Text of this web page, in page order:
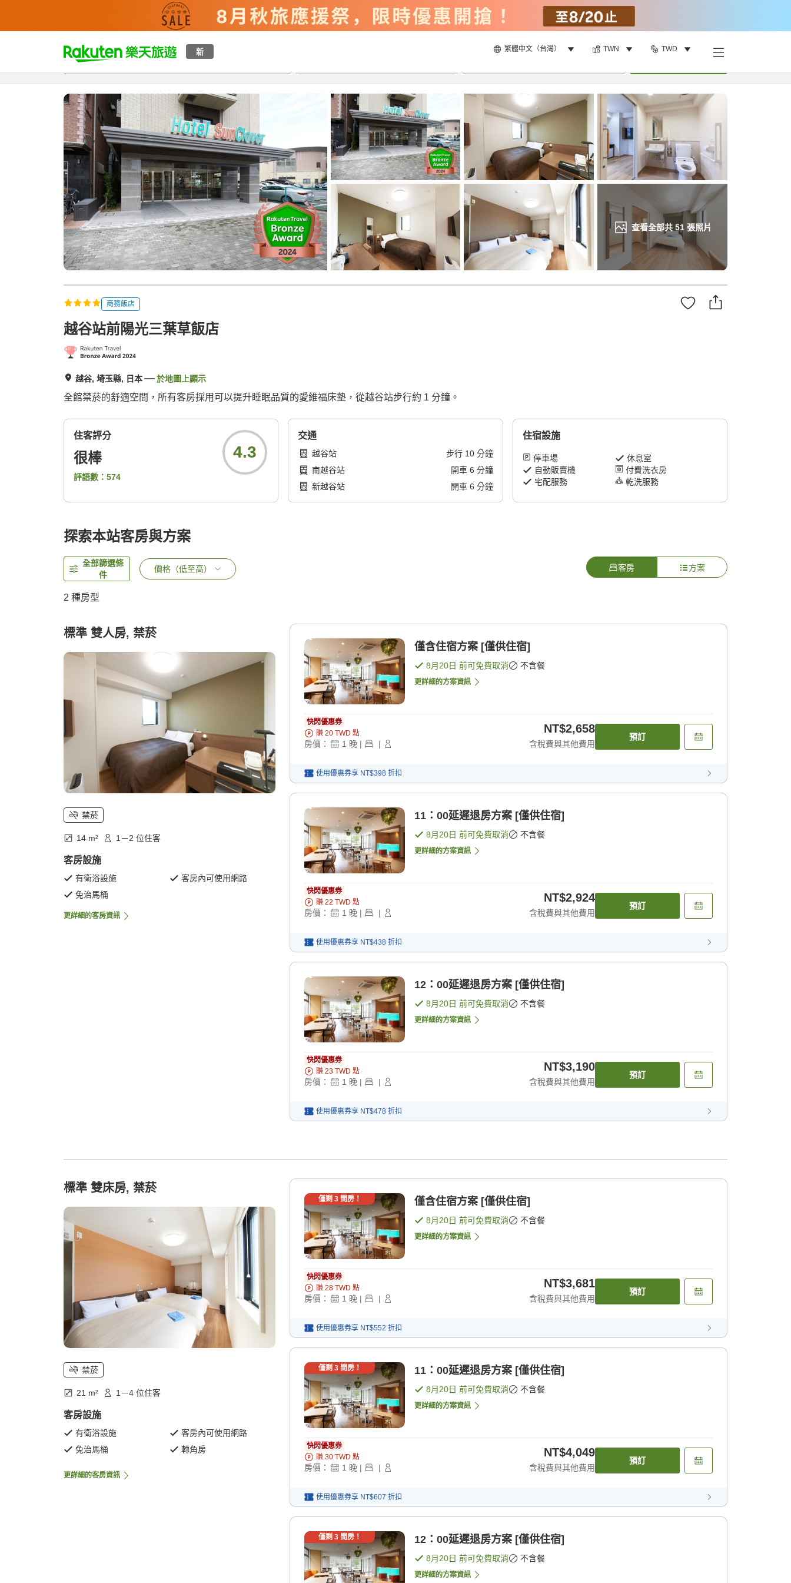
新 繁體中文（台灣） TWN TWD
t
p
a
g
e
_
s
e
a
r
c
h
查看全部共 51張照片
總覽客房與方案評語特點設施
商務飯店
越谷站前陽光三葉草飯店
越谷, 埼玉縣, 日本 於地圖上顯示
全館禁菸的舒適空間，所有客房採用可以提升睡眠品質的愛維福床墊，從越谷站步行約 1 分鐘。
住客評分
很棒
評語數： 574
4.3
交通
越谷站 步行 10分鐘
南越谷站
開車 6 分鐘
新越谷站
開車 6 分鐘
住宿設施
停車場
休息室
自動販賣機
付費洗衣房
宅配服務
乾洗服務
探索本站客房與方案
全部篩選條
件
價格（低至高） 客房 方案
2 種房型
標準 雙人房, 禁菸
禁菸
14 m² 1－2 位住客
客房設施
有衛浴設施
客房內可使用網路
免治馬桶
更詳細的客房資訊
僅含住宿方案 [僅供住宿]
8月20日 前可免費取消 不含餐
更詳細的方案資訊
快閃優惠券
賺 20 TWD 點
房價： 1 晚 | |
NT$2,658
含稅費與其他費用
預訂
使用優惠券享 NT$398 折扣
11：00延遲退房方案 [僅供住宿]
8月20日 前可免費取消 不含餐
更詳細的方案資訊
快閃優惠券
賺 22 TWD 點
房價： 1 晚 | |
NT$2,924
含稅費與其他費用
預訂
使用優惠券享 NT$438 折扣
12：00延遲退房方案 [僅供住宿]
8月20日 前可免費取消 不含餐
更詳細的方案資訊
快閃優惠券
賺 23 TWD 點
房價： 1 晚 | |
NT$3,190
含稅費與其他費用
預訂
使用優惠券享 NT$478 折扣
標準 雙床房, 禁菸
禁菸
21 m² 1－4 位住客
客房設施
有衛浴設施
客房內可使用網路
免治馬桶
轉角房
更詳細的客房資訊
僅剩 3間房！ 僅含住宿方案 [僅供住宿]
8月20日 前可免費取消 不含餐
更詳細的方案資訊
快閃優惠券
賺 28 TWD 點
房價： 1 晚 | |
NT$3,681
含稅費與其他費用
預訂
使用優惠券享 NT$552 折扣
僅剩 3間房！ 11：00延遲退房方案 [僅供住宿]
8月20日 前可免費取消 不含餐
更詳細的方案資訊
快閃優惠券
賺 30 TWD 點
房價： 1 晚 | |
NT$4,049
含稅費與其他費用
預訂
使用優惠券享 NT$607 折扣
僅剩 3間房！ 12：00延遲退房方案 [僅供住宿]
8月20日 前可免費取消 不含餐
更詳細的方案資訊